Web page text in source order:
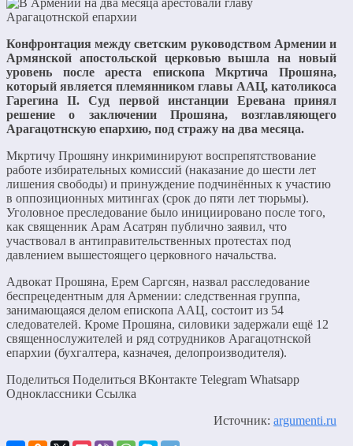
Конфронтация между светским руководством Армении и
Армянской апостольской церковью вышла на новый
уровень после ареста епископа Мкртича Прошяна,
который является племянником главы ААЦ, католикоса
Гарегина II. Суд первой инстанции Еревана принял
решение о заключении Прошяна, возглавляющего
Арагацотнскую епархию, под стражу на два месяца.
Мкртичу Прошяну инкриминируют воспрепятствование
работе избирательных комиссий (наказание до шести лет
лишения свободы) и принуждение подчинённых к участию
в оппозиционных митингах (срок до пяти лет тюрьмы).
Уголовное преследование было инициировано после того,
как священник Арам Асатрян публично заявил, что
участвовал в антиправительственных протестах под
давлением вышестоящего церковного начальства.
Адвокат Прошяна, Ерем Саргсян, назвал расследование
беспрецедентным для Армении: следственная группа,
занимающаяся делом епископа ААЦ, состоит из 54
следователей. Кроме Прошяна, силовики задержали ещё 12
священнослужителей и ряд сотрудников Арагацотнской
епархии (бухгалтера, казначея, делопроизводителя).
Поделиться Поделиться ВКонтакте Telegram Whatsapp
Одноклассники Cсылка
Источник:argumenti.ru